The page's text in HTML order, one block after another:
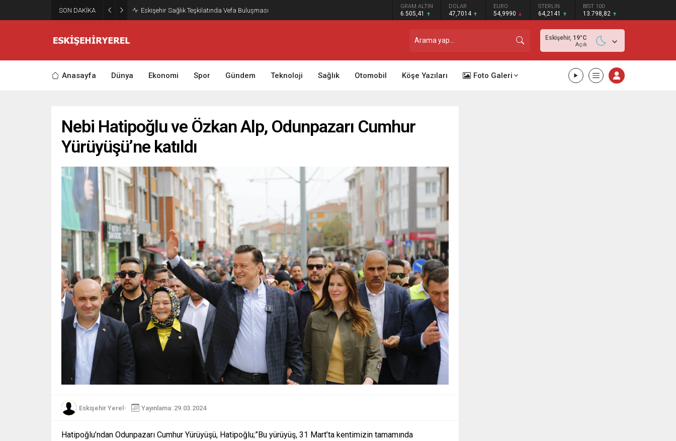
SON DAKİKA Eskişehir Sağlık Teşkilatında Vefa Buluşması GRAM ALTIN
6.505,41
DOLAR
47,7014
EURO
54,9990
STERLİN
64,2141
BIST 100
13.798,82
Eskişehir, 19°C
Açık
Anasayfa Dünya Ekonomi Spor Gündem Teknoloji Sağlık Otomobil Köşe Yazıları Foto Galeri
Nebi Hatipoğlu ve Özkan Alp, Odunpazarı Cumhur
Yürüyüşü’ne katıldı
Eskişehir Yerel Yayınlama: 29.03.2024
Hatipoğlu’ndan Odunpazarı Cumhur Yürüyüşü, Hatipoğlu;”Bu yürüyüş, 31 Mart’ta kentimizin tamamında